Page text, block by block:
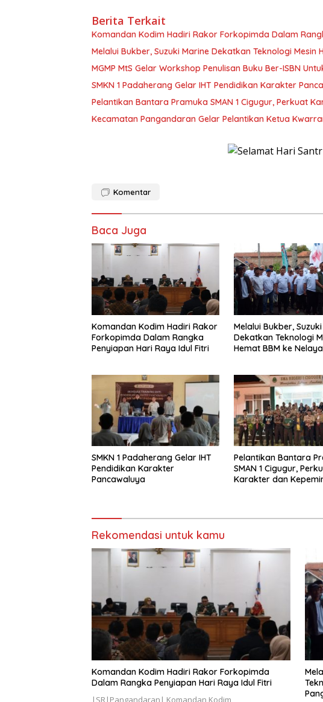
Berita Terkait
Komandan Kodim Hadiri Rakor Forkopimda Dalam
Melalui Bukber, Suzuki Marine Dekatkan Teknologi
MGMP MtS Gelar Workshop Penulisan Buku Ber-ISBN
SMKN 1 Padaherang Gelar IHT Pendidikan Karakter
Pelantikan Bantara Pramuka SMAN 1 Cigugur, Perkuat
Kecamatan Pangandaran Gelar Pelantikan Ketua
Komentar
Baca Juga
Komandan Kodim Hadiri Rakor
Forkopimda Dalam Rangka
Penyiapan Hari Raya Idul Fitri
Melalui Bukber,
Dekatkan Teknologi
Hemat BBM ke
SMKN 1 Padaherang Gelar IHT
Pendidikan Karakter
Pancawaluya
Pelantikan Bantara
SMAN 1 Cigugur,
Karakter dan
Rekomendasi untuk kamu
Komandan Kodim Hadiri Rakor Forkopimda
Dalam Rangka Penyiapan Hari Raya Idul Fitri
|SR|Pangandaran| Komandan Kodim